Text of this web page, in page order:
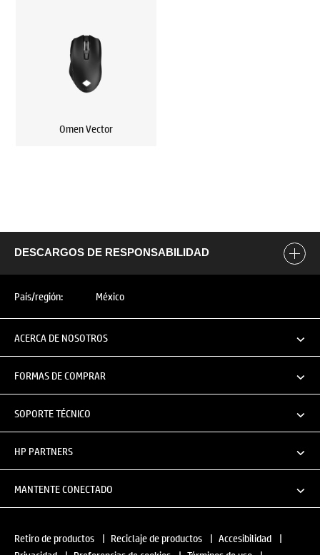
Omen Vector
DESCARGOS DE RESPONSABILIDAD
País/región: México
ACERCA DE NOSOTROS
FORMAS DE COMPRAR
SOPORTE TÉCNICO
HP PARTNERS
MANTENTE CONECTADO
Retiro de productos | Reciclaje de productos | Accesibilidad |